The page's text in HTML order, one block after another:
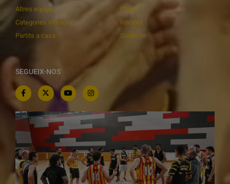
Altres equips
Categories inferiors
Partits a casa
Playoff
Intranet
Contacte
SEGUEIX-NOS